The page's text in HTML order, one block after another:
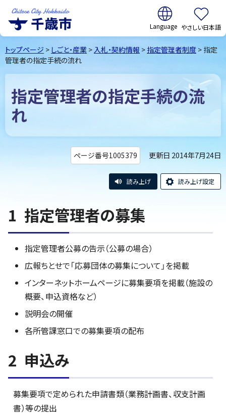
千歳市Chitose
City Hokkaido
翻訳:
やさしい日本語
トップページ > しごと・産業 >入札・契約情報 > 指定管理者制度 > 指定
管理者の指定手続の流れ
指定管理者の指定手続の流
れ
ページ番号1005379 更新日 2014年7月24日
読み上げ 読み上げ設定
1 指定管理者の募集
指定管理者公募の告示（公募の場合）
広報ちとせで「応募団体の募集について」を掲載
インターネットホームページに募集要項を掲載（施設の
概要、申込資格など）
説明会の開催
各所管課窓口での募集要項の配布
2 申込み
募集要項で定められた申請書類（業務計画書、収支計画
書）等の提出